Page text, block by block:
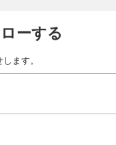
ーする
ます。